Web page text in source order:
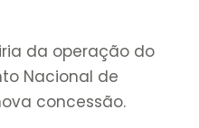
da operação do
Nacional de
concessão.